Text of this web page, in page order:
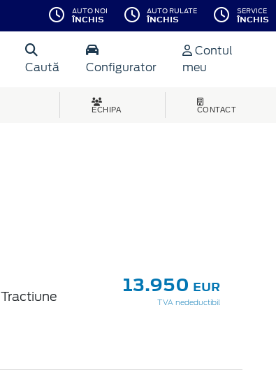
AUTO NOI
ÎNCHIS
AUTO RULATE
ÎNCHIS
SERVICE
ÎNCHIS
Caută Configurator
Contul
meu
ECHIPA CONTACT
Tractiune
13.950 EUR
TVA nedeductibil